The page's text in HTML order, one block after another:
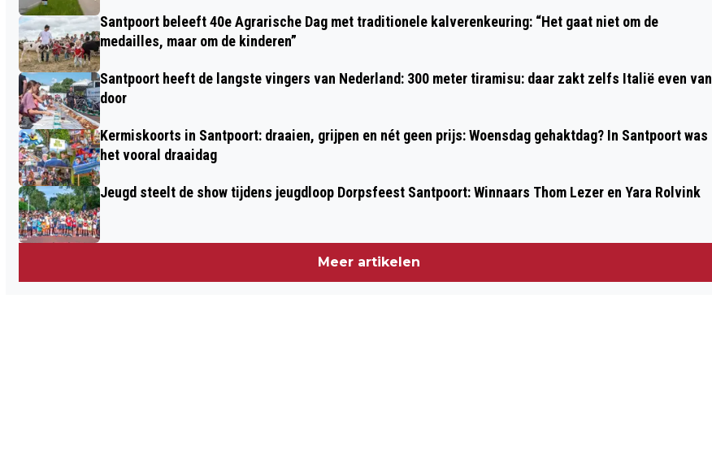
Santpoort beleeft 40e Agrarische Dag met traditionele kalverenkeuring: “Het gaat niet om de
medailles, maar om de kinderen”
Santpoort heeft de langste vingers van Nederland: 300 meter tiramisu: daar zakt zelfs Italië even van
door
Kermiskoorts in Santpoort: draaien, grijpen en nét geen prijs: Woensdag gehaktdag? In Santpoort was
het vooral draaidag
Jeugd steelt de show tijdens jeugdloop Dorpsfeest Santpoort: Winnaars Thom Lezer en Yara Rolvink
Meer artikelen